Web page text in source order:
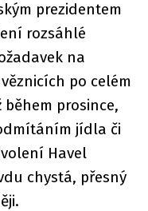
prezidentem
rozsáhlé
na
po celém
během prosince,
jídla či
Havel
chystá, přesný